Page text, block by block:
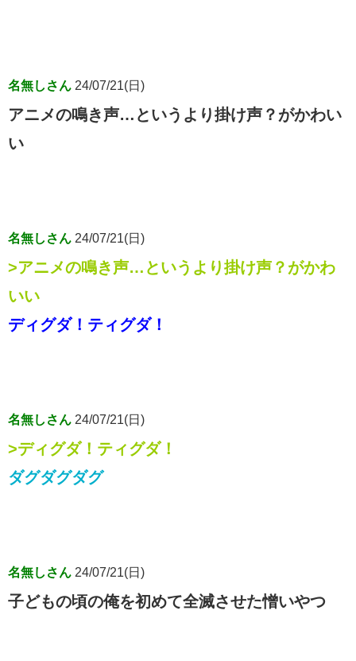
名無しさん 24/07/21(日)
アニメの鳴き声…というより掛け声？がかわい
い
名無しさん 24/07/21(日)
>アニメの鳴き声…というより掛け声？がかわ
いい
ディグダ！ティグダ！
名無しさん 24/07/21(日)
>ディグダ！ティグダ！
ダグダグダグ
名無しさん 24/07/21(日)
子どもの頃の俺を初めて全滅させた憎いやつ